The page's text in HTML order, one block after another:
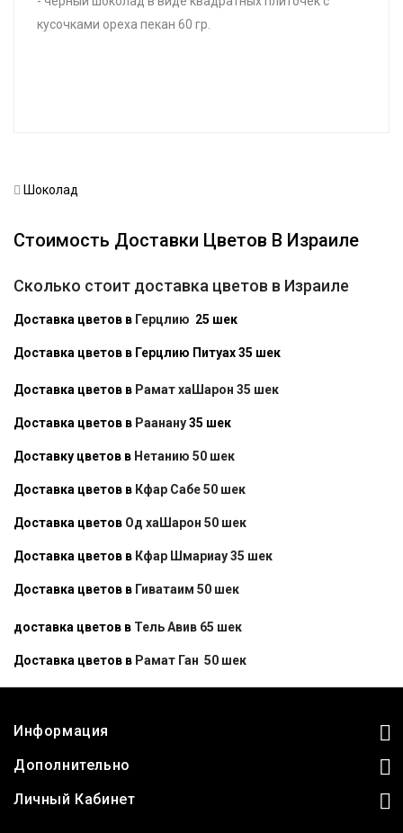
кусочками ореха пекан 60 гр.
Шоколад
Стоимость Доставки Цветов В Израиле
Сколько стоит доставка цветов в Израиле
Доставка цветов в Герцлию 25 шек
Доставка цветов в Герцлию Питуах 35 шек
Доставка цветов в Рамат хаШарон 35 шек
Доставка цветов в Раанану35 шек
Доставку цветов в Нетанию 50 шек
Доставка цветов в Кфар Сабе 50 шек
Доставка цветов Од хаШарон 50 шек
Доставка цветов в Кфар Шмариау 35 шек
Доставка цветов в Гиватаим 50 шек
доставка цветов в Тель Авив 65 шек
Доставка цветов в Рамат Ган 50 шек
Информация
Дополнительно
Личный Кабинет